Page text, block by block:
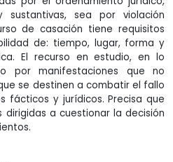
sustantivas, sea por violación
de casación tiene requisitos
de: tiempo, lugar, forma y
El recurso en estudio, en lo
por manifestaciones que no
se destinen a combatir el fallo
fácticos y jurídicos. Precisa que
dirigidas a cuestionar la decisión